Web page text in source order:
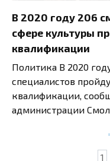
В 2020 году 206
сфере культуры
квалификации
Политика В 2020
специалистов
квалификации,
администрации
1